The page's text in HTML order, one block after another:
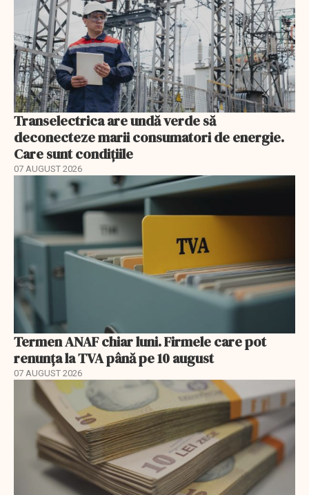
Transelectrica are undă verde să
deconecteze marii consumatori de energie.
Care sunt condițiile
07 AUGUST 2026
Termen ANAF chiar luni. Firmele care pot
renunța la TVA până pe 10 august
07 AUGUST 2026